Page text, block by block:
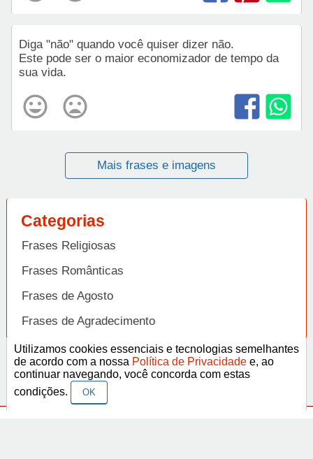
Diga "não" quando você quiser dizer não.
Este pode ser o maior economizador de tempo da
sua vida.
Mais frases e imagens
Categorias
Frases Religiosas
Frases Românticas
Frases de Agosto
Frases de Agradecimento
Frases de Amizade
Frases de Amor
Frases de Aniversário
Abrir
Utilizamos cookies essenciais e tecnologias semelhantes
de acordo com a nossa Política de Privacidade e, ao
continuar navegando, você concorda com estas
condições.
OK